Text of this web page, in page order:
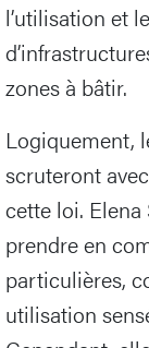
l’utilisation et
zones à bâtir.
Logiquement,
scruteront
cette loi.
prendre en
particulières,
utilisation